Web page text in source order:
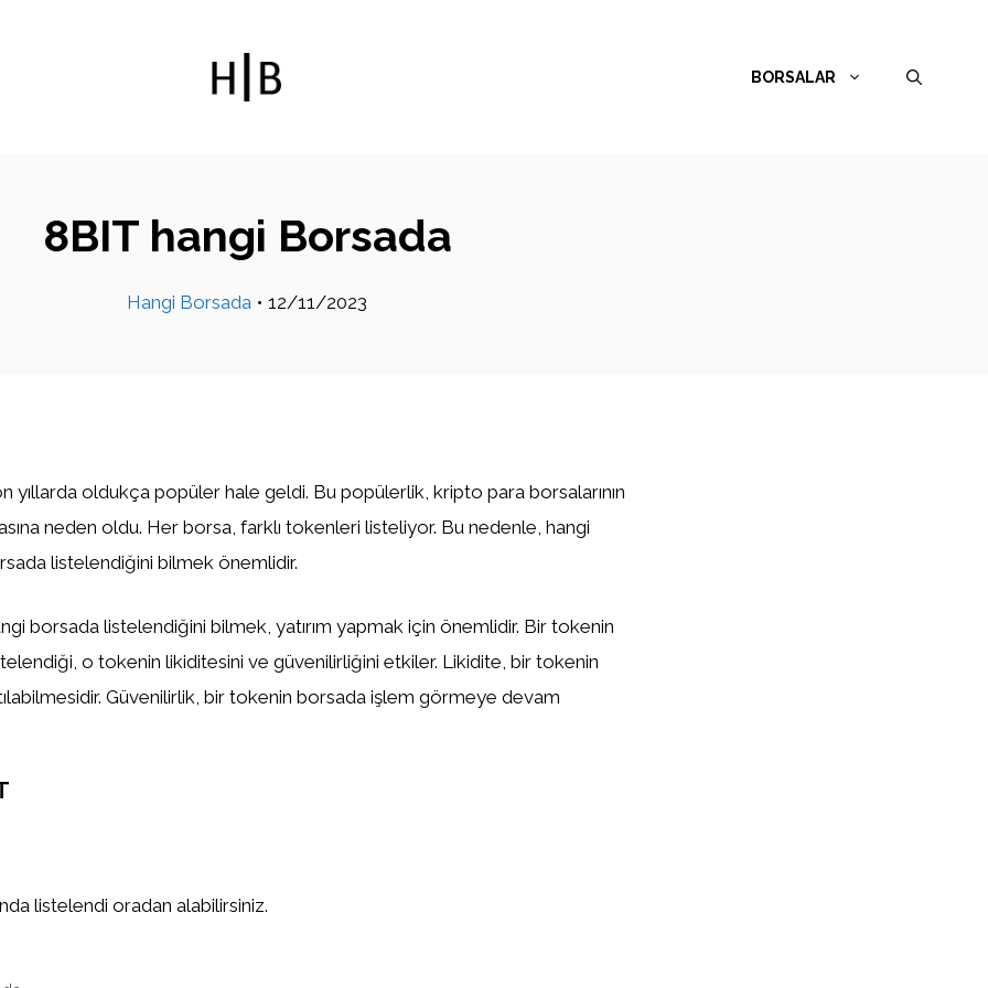
BORSALAR
8BIT hangi Borsada
Hangi Borsada • 12/11/2023
yıllarda oldukça popüler hale geldi. Bu popülerlik, kripto para borsalarının
neden oldu. Her borsa, farklı tokenleri listeliyor. Bu nedenle, hangi
listelendiğini bilmek önemlidir.
borsada listelendiğini bilmek, yatırım yapmak için önemlidir. Bir tokenin
o tokenin likiditesini ve güvenilirliğini etkiler. Likidite, bir tokenin
Güvenilirlik, bir tokenin borsada işlem görmeye devam
listelendi oradan alabilirsiniz.